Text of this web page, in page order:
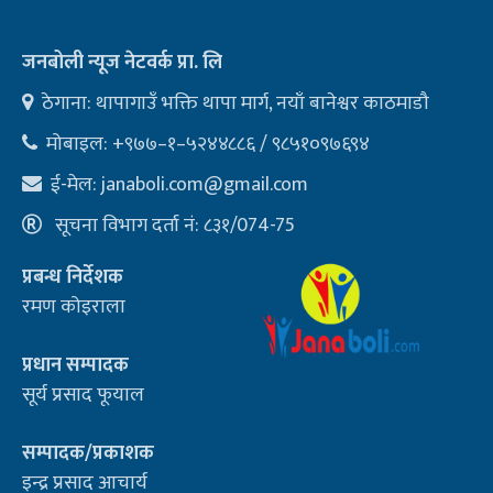
जनबोली न्यूज नेटवर्क प्रा. लि
ठेगाना: थापागाउँ भक्ति थापा मार्ग, नयाँ बानेश्वर काठमाडौ
मोबाइल: +९७७–१–५२४४८८६ / ९८५१०९७६९४
ई-मेल:janaboli.com@gmail.com
सूचना विभाग दर्ता नं: ८३१/074-75
प्रबन्ध निर्देशक
रमण कोइराला
प्रधान सम्पादक
सूर्य प्रसाद फूयाल
सम्पादक/प्रकाशक
इन्द्र प्रसाद आचार्य